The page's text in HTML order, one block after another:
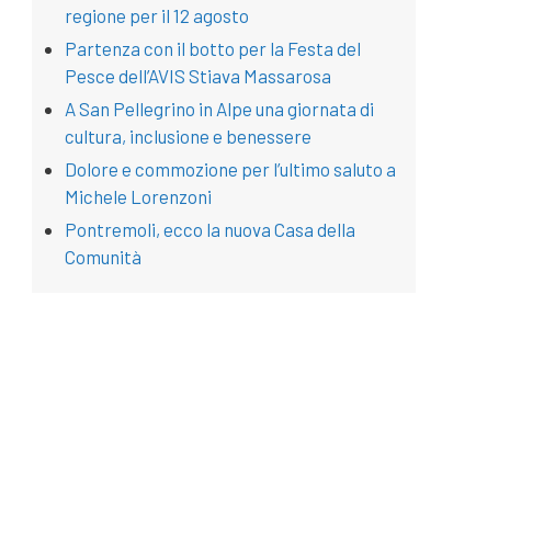
regione per il 12 agosto
Partenza con il botto per la Festa del
Pesce dell’AVIS Stiava Massarosa
A San Pellegrino in Alpe una giornata di
cultura, inclusione e benessere
Dolore e commozione per l’ultimo saluto a
Michele Lorenzoni
Pontremoli, ecco la nuova Casa della
Comunità